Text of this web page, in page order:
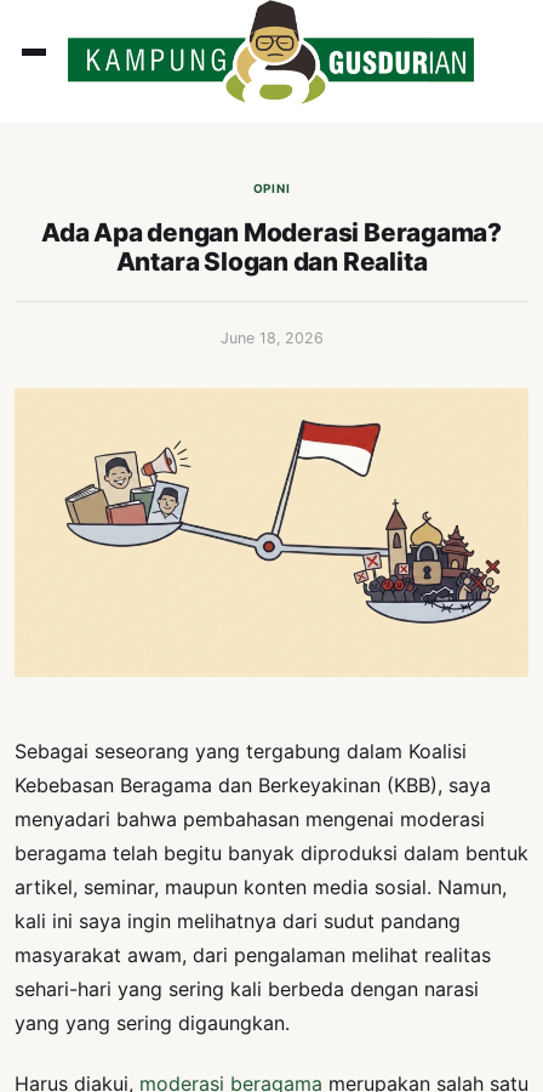
OPINI
Ada Apa dengan Moderasi Beragama?
Antara Slogan dan Realita
June 18, 2026
Sebagai seseorang yang tergabung dalam Koalisi
Kebebasan Beragama dan Berkeyakinan (KBB), saya
menyadari bahwa pembahasan mengenai moderasi
beragama telah begitu banyak diproduksi dalam bentuk
artikel, seminar, maupun konten media sosial. Namun,
kali ini saya ingin melihatnya dari sudut pandang
masyarakat awam, dari pengalaman melihat realitas
sehari-hari yang sering kali berbeda dengan narasi
yang yang sering digaungkan.
Harus diakui, moderasi beragama merupakan salah satu